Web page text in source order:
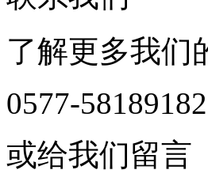
了解更多我们
0577-58189182
或给我们留言